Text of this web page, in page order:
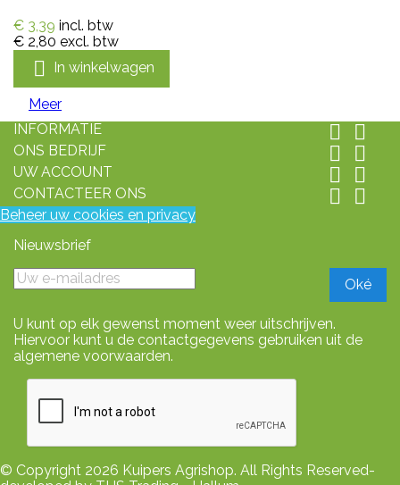
€ 3,39 incl. btw
€ 2,80 excl. btw
 In winkelwagen
Meer
INFORMATIE
 
ONS BEDRIJF  
UW ACCOUNT  
CONTACTEER ONS  
Beheer uw cookies en privacy
Nieuwsbrief
U kunt op elk gewenst moment weer uitschrijven.
Hiervoor kunt u de contactgegevens gebruiken uit de
algemene voorwaarden.
© Copyright 2026 Kuipers Agrishop. All Rights Reserved-